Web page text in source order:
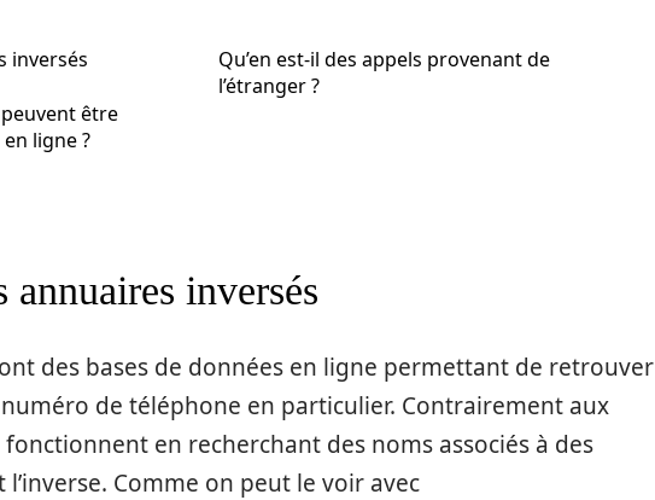
inversés
être
ligne ?
Qu’en est-il des appels provenant de
l’étranger ?
inversés
des bases de données en ligne permettant de retrouver
de téléphone en particulier. Contrairement aux
en recherchant des noms associés à des
Comme on peut le voir avec